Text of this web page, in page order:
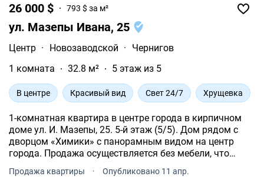
26 000 $ 793 $ за м²
ул. Мазепы Ивана, 25
Центр · Новозаводской ·
Чернигов
1 комната
32.8 м² 5 этаж из 5
В центре Красивый вид Свет 24/7 Хрущевка
1-комнатная квартира в центре города в кирпичном
доме ул. И. Мазепы, 25. 5-й этаж (5/5). Дом рядом с
дворцом «Химики» с панорамным видом на центр
города. Продажа осуществляется без мебели, что
Обратите внимание: 1.
Продажа квартиры · Опубликовано 11 апр.